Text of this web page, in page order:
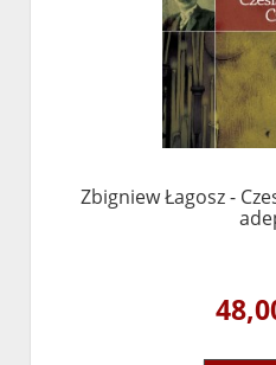
Zbigniew Łagosz -